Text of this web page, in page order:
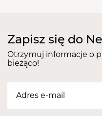
cm - uniwersalny
Gramatura:190g/m2
Skład surowcowy:
Zapisz się do
Otrzymuj informacje o
bieżąco!